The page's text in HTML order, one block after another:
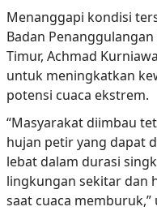
Menanggapi kondisi
Badan Penanggulangan
Timur, Achmad
untuk meningkatkan
potensi cuaca ekstrem.
“Masyarakat diimbau
hujan petir yang dapat
lebat dalam durasi
lingkungan sekitar dan
saat cuaca memburuk,”